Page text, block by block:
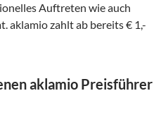
Auftreten wie auch
aklamio zahlt ab bereits € 1,-
aklamio Preisführer